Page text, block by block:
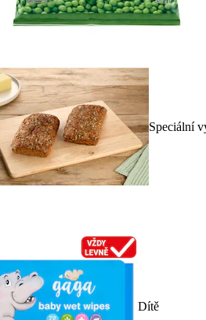
Speciální
Dítě